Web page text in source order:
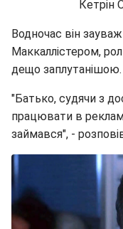
Кетрін
Водночас він
Маккаллістером,
дещо заплутанішою.
"Батько, судячи з
працювати в
займався", -